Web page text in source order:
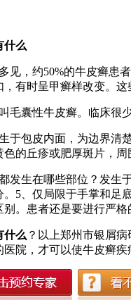
什么
见，约50%的牛皮癣患
有时呈甲癣样改变。这
毛囊性牛皮癣。临床很
于包皮内面，为边界清
的丘疹或肥厚斑片，
发生在哪些部位？发生
。5、仅局限于手掌和足
。患者还是要进行严格
什么 ？以上郑州市银屑
院，才可以使牛皮癣疾